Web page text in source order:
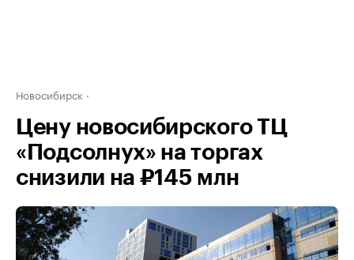
Новосибирск
Цену новосибирского ТЦ
«Подсолнух» на торгах
снизили на ₽145 млн